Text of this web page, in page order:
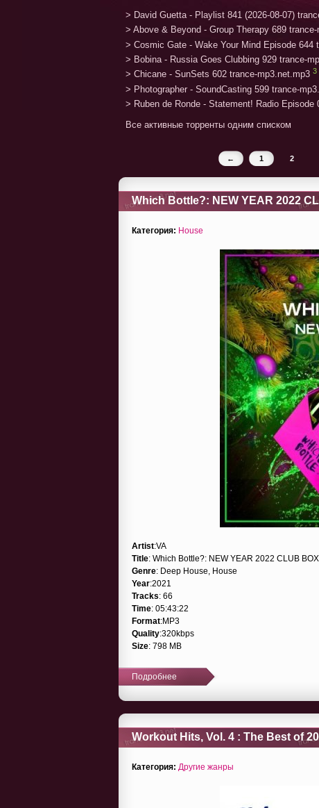
> David Guetta - Playlist 841 (2026-08-07)
> Above & Beyond - Group Therapy 689
> Cosmic Gate - Wake Your Mind Episode 644
> Bobina - Russia Goes Clubbing 929 trance-
> Chicane - SunSets 602 trance-mp3.net.mp3 3
> Photographer - SoundCasting 599 trance-
> Ruben de Ronde - Statement! Radio Episode
Все активные торренты одним списком
← 1 2
Which Bottle?: NEW YEAR 2022
Категория: House
Artist:VA
Title: Which Bottle?: NEW YEAR 2022 CLUB
Genre: Deep House, House
Year:2021
Tracks: 66
Time: 05:43:22
Format:MP3
Quality:320kbps
Size: 798 MB
Подробнее
Workout Hits, Vol. 4 : The Best of
Категория: Другие жанры